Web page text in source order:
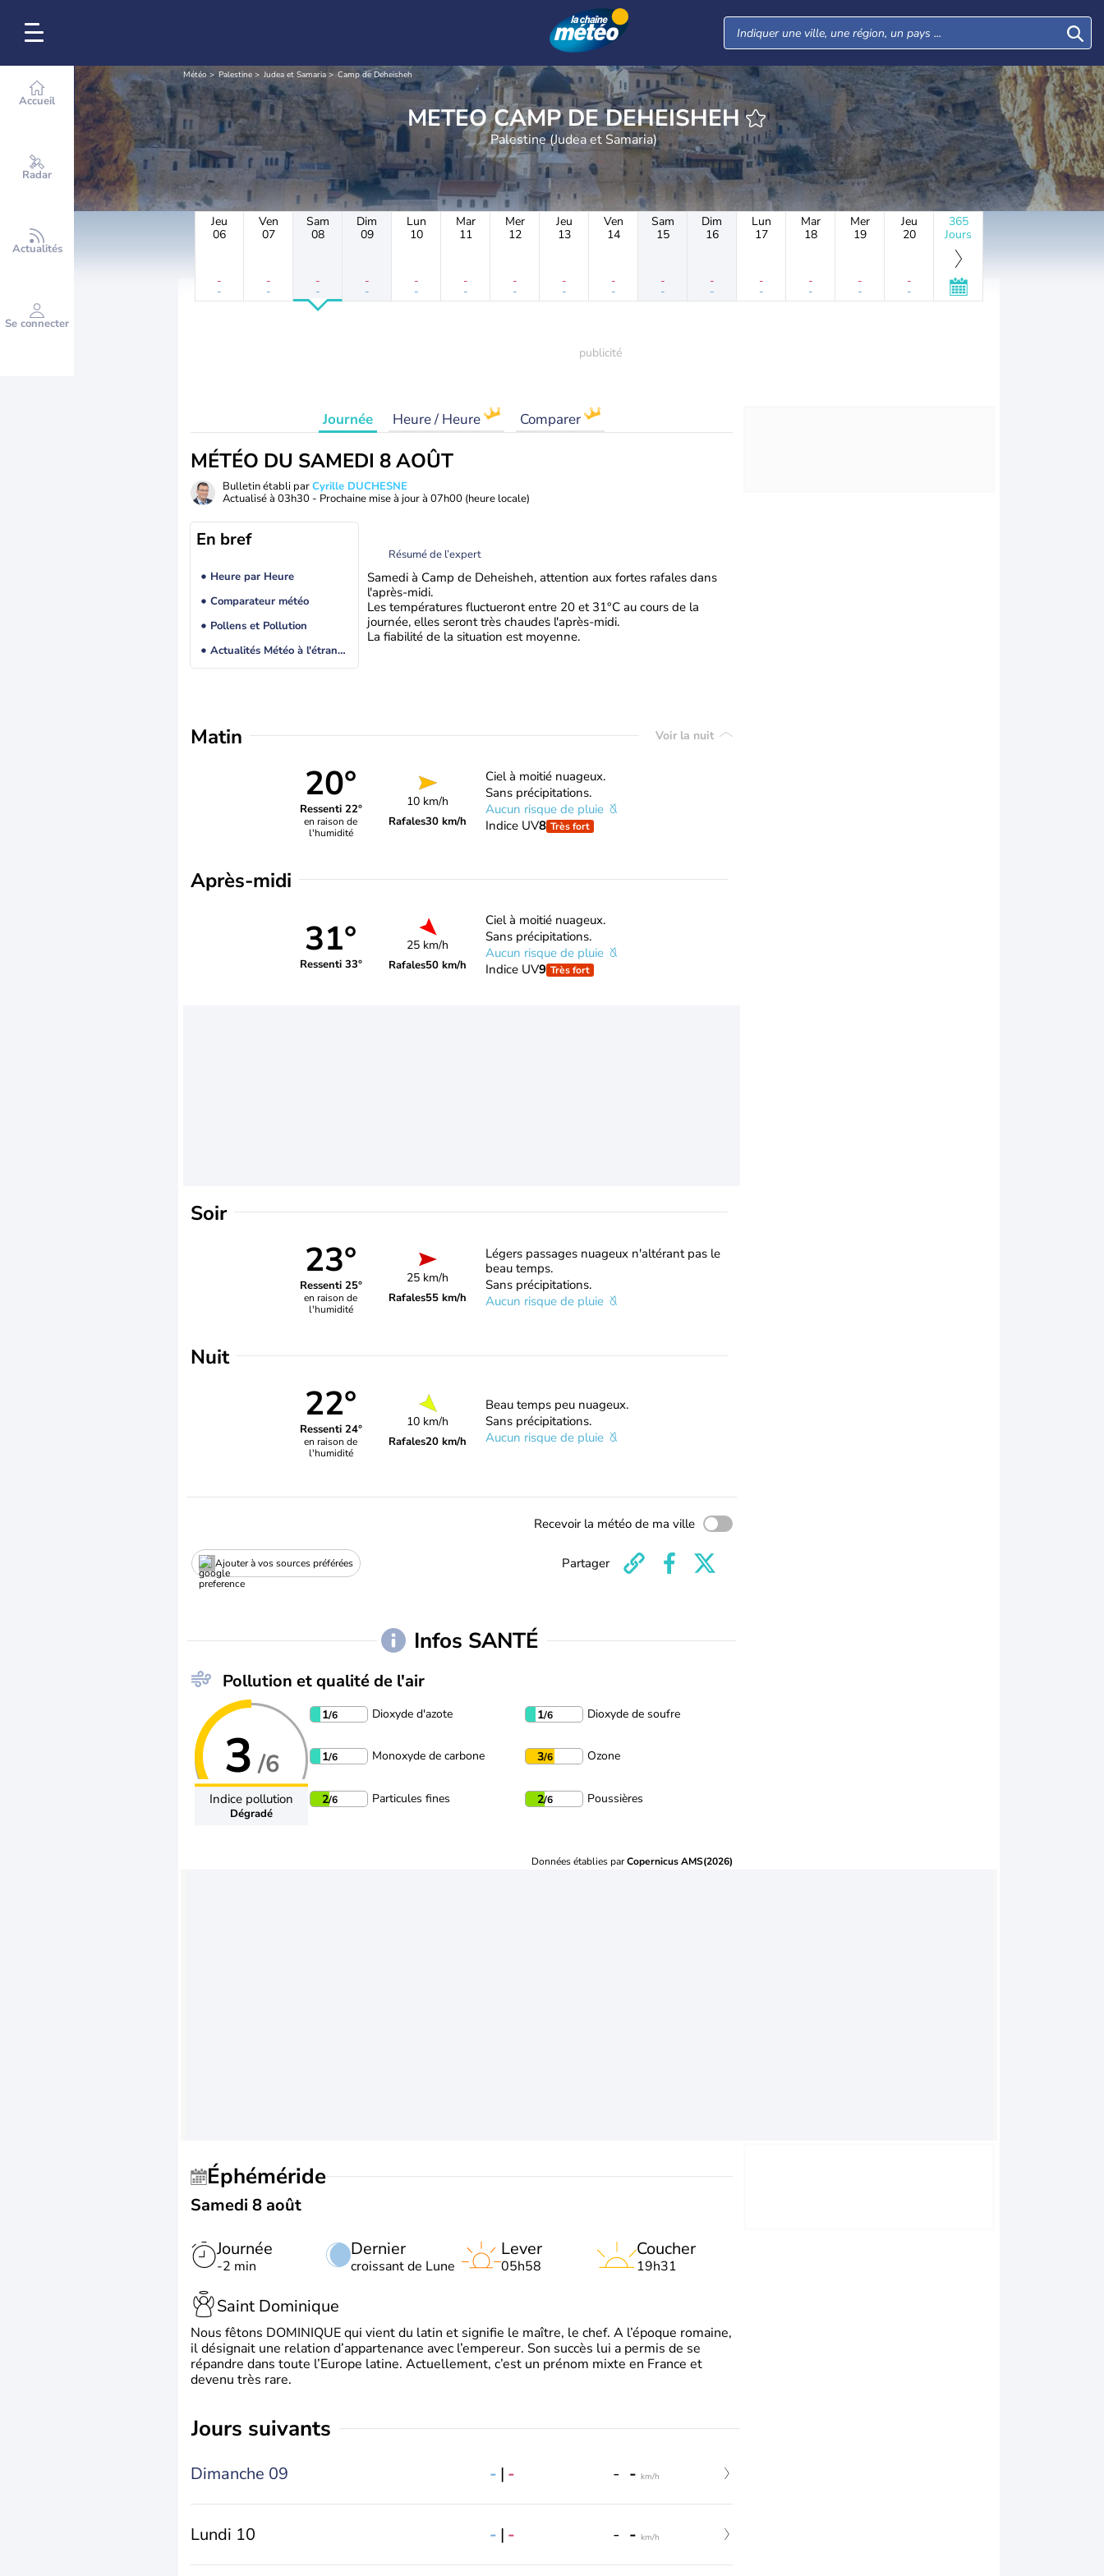
Accueil
Radar
Actualités
Se connecter
Météo Palestine Judea et Samaria Camp de Deheisheh
METEO CAMP DE DEHEISHEH
Palestine (Judea et Samaria)
Jeu
06
-
-
Ven
07
-
-
Sam
08
-
-
Dim
09
-
-
Lun
10
-
-
Mar
11
-
-
Mer
12
-
-
Jeu
13
-
-
Ven
14
-
-
Sam
15
-
-
Dim
16
-
-
Lun
17
-
-
Mar
18
-
-
Mer
19
-
-
Jeu
20
-
-
365
Jours
Journée Heure / Heure Comparer
MÉTÉO DU SAMEDI 8 AOÛT
Bulletin établi parCyrille DUCHESNE
Actualisé à 03h30 - Prochaine mise à jour à 07h00 (heure locale)
En bref
Heure par Heure
Comparateur météo
Pollens et Pollution
Actualités Météo à l'étranger
Résumé de l’expert
Samedi à Camp de Deheisheh, attention aux fortes rafales dans
l'après-midi.
Les températures fluctueront entre 20 et 31°C au cours de la
journée, elles seront très chaudes l'après-midi.
La fiabilité de la situation est moyenne.
Matin Voir la nuit
20°
Ressenti 22°
en raison de
l'humidité
10 km/h
Rafales30 km/h
Ciel à moitié nuageux.
Sans précipitations.
Aucun risque de pluie
Indice UV8 Très fort
Après-midi
31°
Ressenti 33°
25 km/h
Rafales50 km/h
Ciel à moitié nuageux.
Sans précipitations.
Aucun risque de pluie
Indice UV9 Très fort
Soir
23°
Ressenti 25°
en raison de
l'humidité
25 km/h
Rafales55 km/h
Légers passages nuageux n'altérant pas le
beau temps.
Sans précipitations.
Aucun risque de pluie
Nuit
22°
Ressenti 24°
en raison de
l'humidité
10 km/h
Rafales20 km/h
Beau temps peu nuageux.
Sans précipitations.
Aucun risque de pluie
Recevoir la météo de ma ville
Ajouter à vos sources préférées Partager
Infos SANTÉ
Pollution et qualité de l'air
3 /6
Indice pollution
Dégradé
1/6 Dioxyde d'azote 1/6 Dioxyde de soufre
1/6 Monoxyde de carbone 3/6 Ozone
2/6 Particules fines 2/6 Poussières
Données établies parCopernicus AMS(2026)
Éphéméride
Samedi 8 août
Journée
-2 min
Dernier
croissant de Lune
Lever
05h58
Coucher
19h31
Saint Dominique
Nous fêtons DOMINIQUE qui vient du latin et signifie le maître, le chef. A l’époque romaine,
il désignait une relation d’appartenance avec l’empereur. Son succès lui a permis de se
répandre dans toute l’Europe latine. Actuellement, c’est un prénom mixte en France et
devenu très rare.
jours suivants
Dimanche 09 - | - - - km/h
Lundi 10 - | - - - km/h